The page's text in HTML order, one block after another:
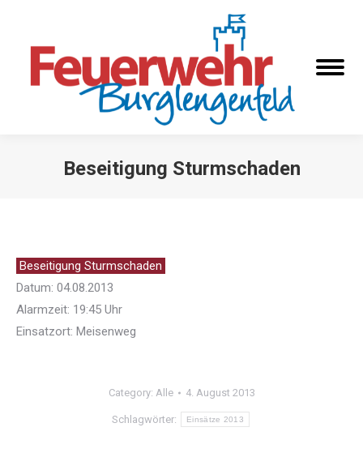
Beseitigung Sturmschaden
Beseitigung Sturmschaden
Datum: 04.08.2013
Alarmzeit: 19:45 Uhr
Einsatzort: Meisenweg
Category: Alle 4. August 2013
Schlagwörter: Einsätze 2013